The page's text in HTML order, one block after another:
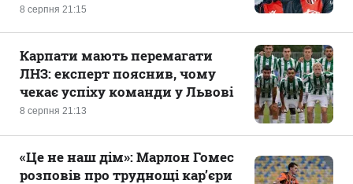
8 серпня 21:15
8 серпня 21:13
Карпати мають перемагати
ЛНЗ: експерт пояснив, чому
чекає успіху команди у Львові
«Це не наш дім»: Марлон Гомес
розповів про труднощі кар’єри